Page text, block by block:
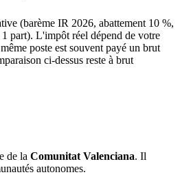
(barème IR 2026, abattement 10 %,
1 part). L'impôt réel dépend de votre
poste est souvent payé un brut
ci-dessus reste à brut
de la Comunitat Valenciana. Il
autonomes.